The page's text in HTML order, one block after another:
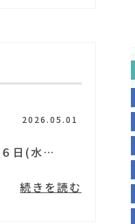
2026.05.01
※通常営業：R8.５月２日(土) ※休 業：R8.５月３日(日)～５月６日(水） ご不便ご迷惑をおかけ致します。...
続きを読む